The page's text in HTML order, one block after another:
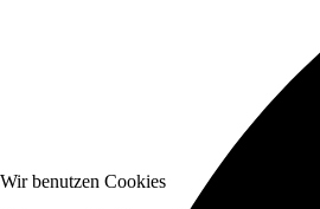
Wir benutzen Cookies